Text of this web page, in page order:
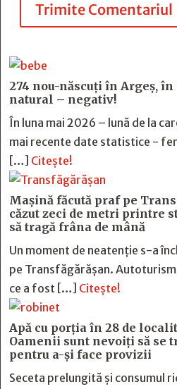
Trimite Comentariul
274 nou-născuți în Argeș,
natural – negativ!
În luna mai 2026 – lună de la
mai recente date statistice -
[…] Citește!
Mașină făcută praf pe
căzut zeci de metri printre
să tragă frâna de mână
Un moment de neatenție s-a
pe Transfăgărășan.
ce a fost […] Citește!
Apă cu porția în 28 de
Oamenii sunt nevoiți să se
pentru a-și face provizii
Seceta prelungită și consumul